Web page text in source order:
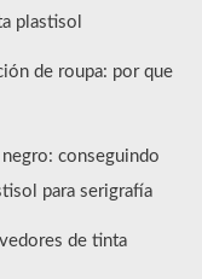
plastisol
de roupa: por que
conseguindo
para serigrafía
de tinta